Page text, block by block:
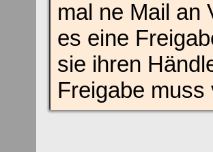
um
Dich
Passwort:
mal ne Mail an
es eine
sie ihren
Freigabe